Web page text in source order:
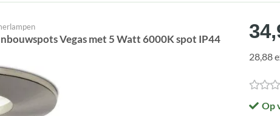
Vegas met 5 Watt 6000K spot IP44
28,88
Op